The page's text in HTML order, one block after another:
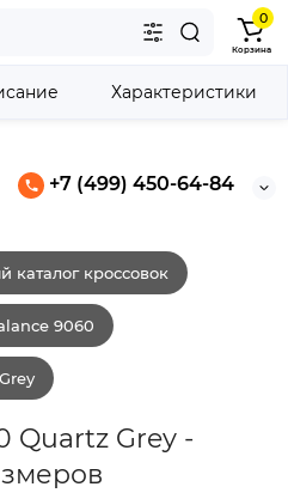
+7 (499) 450-64-84
0
Корзина
каталог кроссовок
9060
Quartz Grey -
Характеристики